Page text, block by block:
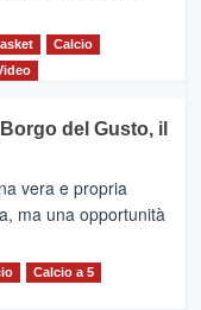
Calcio
del Gusto, il
vera e propria
ma una opportunità
Calcio a 5